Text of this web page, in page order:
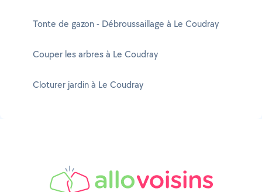
Tonte de gazon - Débroussaillage à Le Coudray
Couper les arbres à Le Coudray
Cloturer jardin à Le Coudray